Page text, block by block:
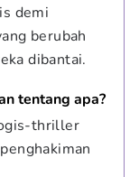
demi
berubah
dibantai.
tentang apa?
thriller